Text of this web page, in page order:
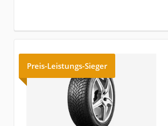
Preis-Leistungs-Sieger